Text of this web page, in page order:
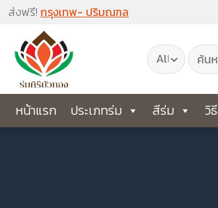
ส่งฟรี! กรุงเทพ- ปริมณฑล
ค้นหา:
หน้าแรก ประเภทร่ม สีร่ม วิ